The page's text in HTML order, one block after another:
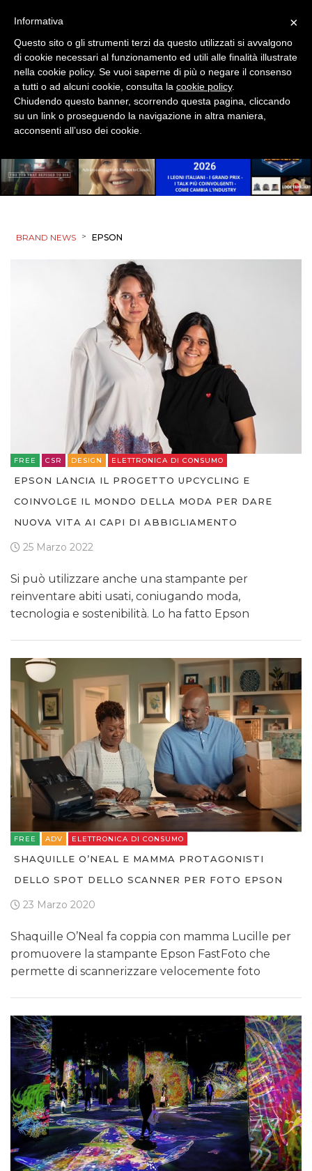
BRAND NEWS > EPSON
FREE CSR DESIGN ELETTRONICA DI CONSUMO
EPSON LANCIA IL PROGETTO UPCYCLING E
COINVOLGE IL MONDO DELLA MODA PER DARE
NUOVA VITA AI CAPI DI ABBIGLIAMENTO
25 Marzo 2022
Si può utilizzare anche una stampante per
reinventare abiti usati, coniugando moda,
tecnologia e sostenibilità. Lo ha fatto Epson
FREE ADV ELETTRONICA DI CONSUMO
SHAQUILLE O’NEAL E MAMMA PROTAGONISTI
DELLO SPOT DELLO SCANNER PER FOTO EPSON
23 Marzo 2020
Shaquille O’Neal fa coppia con mamma Lucille per
promuovere la stampante Epson FastFoto che
permette di scannerizzare velocemente foto
×
Informativa
Questo sito o gli strumenti terzi da questo utilizzati si avvalgono
di cookie necessari al funzionamento ed utili alle finalità illustrate
nella cookie policy. Se vuoi saperne di più o negare il consenso
a tutti o ad alcuni cookie, consulta la cookie policy.
Chiudendo questo banner, scorrendo questa pagina, cliccando
su un link o proseguendo la navigazione in altra maniera,
acconsenti all’uso dei cookie.